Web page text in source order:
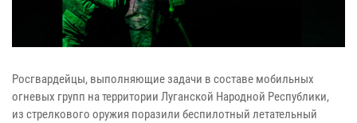
Росгвардейцы, выполняющие задачи в составе мобильных
огневых групп на территории Луганской Народной Республики,
из стрелкового оружия поразили беспилотный летательный